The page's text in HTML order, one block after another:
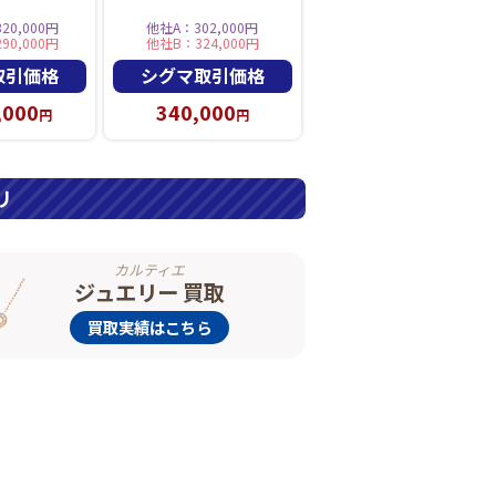
円
円
価格
円
他社A：302,000円
他社B：324,000円
シグマ取引価格
340,000円
カルティエ
ジュエリー 買取
買取実績はこちら